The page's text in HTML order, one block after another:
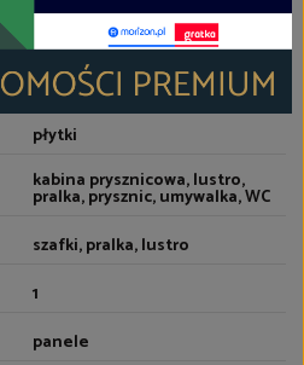
nowego typu
płytki
kabina prysznicowa, lustro,
pralka, prysznic, umywalka, WC
szafki, pralka, lustro
1
panele